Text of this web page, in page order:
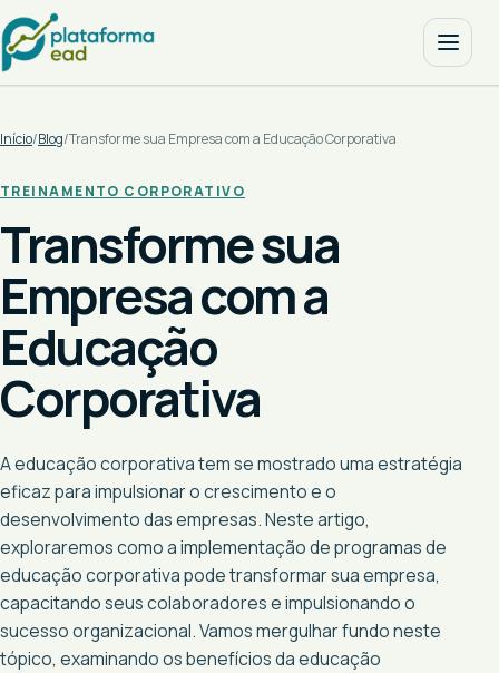
Início/Blog/Transforme sua Empresa com a Educação Corporativa
TREINAMENTO CORPORATIVO
Transforme sua
Empresa com a
Educação
Corporativa
A educação corporativa tem se mostrado uma estratégia
eficaz para impulsionar o crescimento e o
desenvolvimento das empresas. Neste artigo,
exploraremos como a implementação de programas de
educação corporativa pode transformar sua empresa,
capacitando seus colaboradores e impulsionando o
sucesso organizacional. Vamos mergulhar fundo neste
tópico, examinando os benefícios da educação